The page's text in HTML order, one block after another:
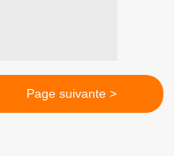
Page suivante >